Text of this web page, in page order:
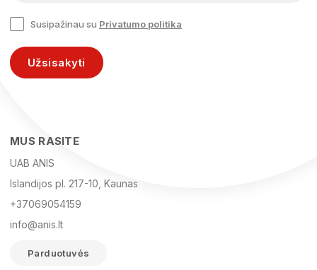
Susipažinau su Privatumo politika
Užsisakyti
MUS RASITE
UAB ANIS
Islandijos pl. 217-10, Kaunas
+37069054159
info@anis.lt
Parduotuvės